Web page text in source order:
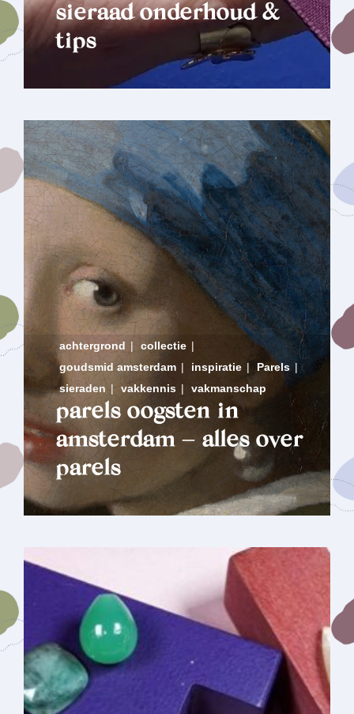
sieraad onderhoud &
tips
achtergrond | collectie |
goudsmid amsterdam | inspiratie | Parels |
sieraden | vakkennis | vakmanschap
parels oogsten in
amsterdam – alles over
parels